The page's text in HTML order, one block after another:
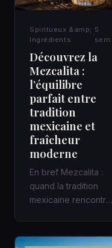
Spiritueux &amp;
Ingrédients
5
sem.
Découvrez la
Mezcalita :
l’équilibre
parfait entre
tradition
mexicaine et
fraîcheur
moderne
En bref Mezcalita :
quand la tradition
mexicaine rencontre
d’a…